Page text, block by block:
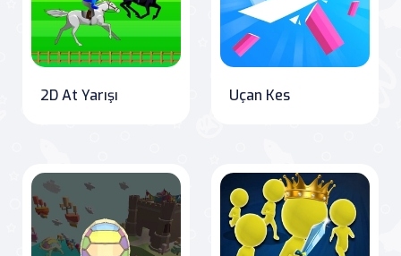
2D At Yarışı Uçan Kes